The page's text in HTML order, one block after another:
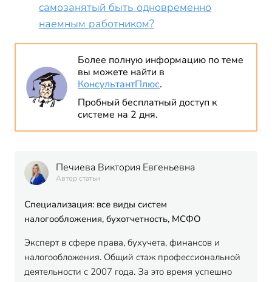
самозанятый быть одновременно
наемным работником?
Более полную информацию по теме
вы можете найти в
КонсультантПлюс.
Пробный бесплатный доступ к
системе на 2 дня.
Печиева Виктория Евгеньевна
Автор статьи
Специализация: все виды систем
налогообложения, бухотчетность, МСФО
Эксперт в сфере права, бухучета, финансов и
налогообложения. Общий стаж профессиональной
деятельности с 2007 года. За это время успешно